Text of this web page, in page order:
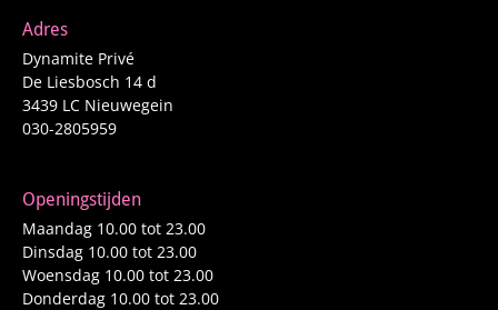
Adres
Dynamite Privé
De Liesbosch 14 d
3439 LC Nieuwegein
030-2805959
Openingstijden
Maandag 10.00 tot 23.00
Dinsdag 10.00 tot 23.00
Woensdag 10.00 tot 23.00
Donderdag 10.00 tot 23.00